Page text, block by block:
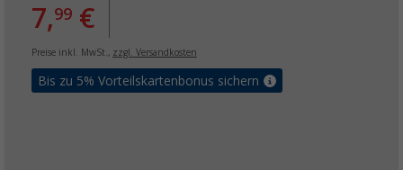
7,99 €
Preise inkl. MwSt., zzgl. Versandkosten
Bis zu 5% Vorteilskartenbonus sichern